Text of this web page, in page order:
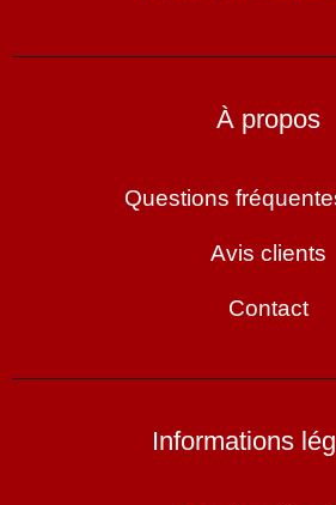
À propos
Questions
Avis clients
Contact
Informations